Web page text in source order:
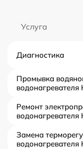
Услуга
Диагностика
Промывка
водонагревателя
Ремонт
водонагревателя
Замена
водонагревателя